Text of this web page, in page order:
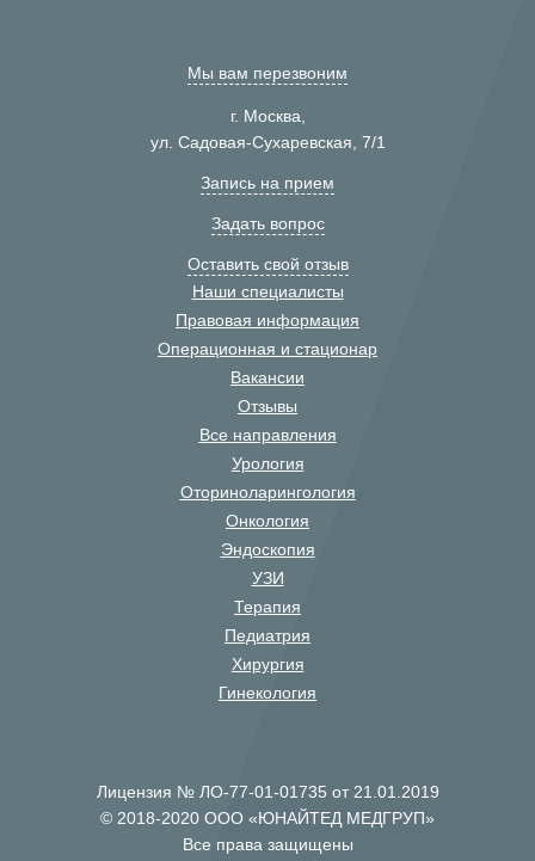
Мы вам перезвоним
г. Москва,
ул. Садовая-Сухаревская, 7/1
Запись на прием
Задать вопрос
Оставить свой отзыв
Наши специалисты
Правовая информация
Операционная и стационар
Вакансии
Отзывы
Все направления
Урология
Оториноларингология
Онкология
Эндоскопия
УЗИ
Терапия
Педиатрия
Хирургия
Гинекология
Лицензия № ЛО-77-01-01735 от 21.01.2019
© 2018-2020 ООО «ЮНАЙТЕД МЕДГРУП»
Все права защищены